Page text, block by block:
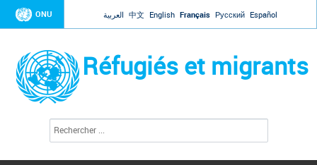
Jump to navigation
ONU العربية 中文 English Français Русский Español
Réfugiés et migrants
c